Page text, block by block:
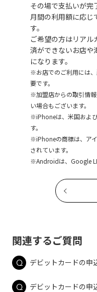
その場で支払いが完
月間の利用額に応じ
す。
ご希望の方はリア
済ができないお店や
になります。
※お店でのご利用には
要です。
※加盟店からの取引情
い場合もございます。
※iPhoneは、米国およ
す。
※iPhoneの商標は、ア
されています。
※Androidは、Google
関連するご質問
デビットカードの申
デビットカードの申